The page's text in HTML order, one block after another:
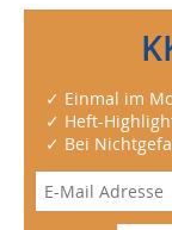
✓ Einmal im
✓ Heft-
✓ Bei